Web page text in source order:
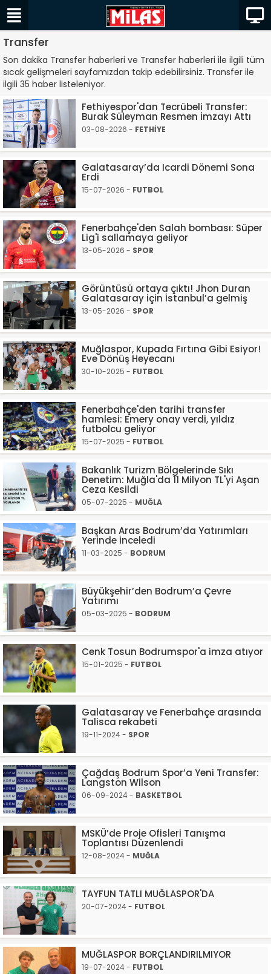
Transfer
Son dakika Transfer haberleri ve Transfer haberleri ile ilgili tüm
sıcak gelişmeleri sayfamızdan takip edebilirsiniz. Transfer ile
ilgili 35 haber listeleniyor.
Fethiyespor'dan Tecrübeli Transfer:
Burak Süleyman Resmen İmzayı Attı
03-08-2026 - FETHİYE
Galatasaray’da Icardi Dönemi Sona
Erdi
15-07-2026 - FUTBOL
Fenerbahçe'den Salah bombası: Süper
Lig'i sallamaya geliyor
13-05-2026 - SPOR
Görüntüsü ortaya çıktı! Jhon Duran
Galatasaray için İstanbul’a gelmiş
13-05-2026 - SPOR
Muğlaspor, Kupada Fırtına Gibi Esiyor!
Eve Dönüş Heyecanı
30-10-2025 - FUTBOL
Fenerbahçe'den tarihi transfer
hamlesi: Emery onay verdi, yıldız
futbolcu geliyor
15-07-2025 - FUTBOL
Bakanlık Turizm Bölgelerinde Sıkı
Denetim: Muğla'da 11 Milyon TL'yi Aşan
Ceza Kesildi
05-07-2025 - MUĞLA
Başkan Aras Bodrum’da Yatırımları
Yerinde İnceledi
11-03-2025 - BODRUM
Büyükşehir’den Bodrum’a Çevre
Yatırımı
05-03-2025 - BODRUM
Cenk Tosun Bodrumspor'a imza atıyor
15-01-2025 - FUTBOL
Galatasaray ve Fenerbahçe arasında
Talisca rekabeti
19-11-2024 - SPOR
Çağdaş Bodrum Spor’a Yeni Transfer:
Langston Wilson
06-09-2024 - BASKETBOL
MSKÜ’de Proje Ofisleri Tanışma
Toplantısı Düzenlendi
12-08-2024 - MUĞLA
TAYFUN TATLI MUĞLASPOR'DA
20-07-2024 - FUTBOL
MUĞLASPOR BORÇLANDIRILMIYOR
19-07-2024 - FUTBOL